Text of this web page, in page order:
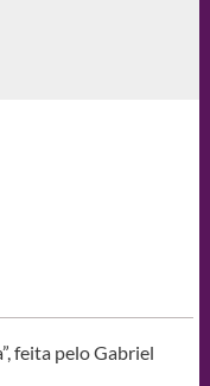
feita pelo Gabriel